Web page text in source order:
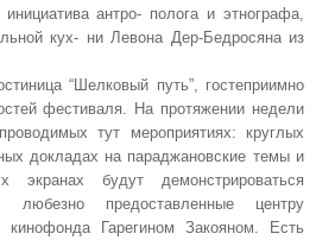
антро- полога и этнографа,
кух- ни Левона Дер-Бедросяна из
“Шелковый путь”, гостеприимно
фестиваля. На протяжении недели
тут мероприятиях: круглых
докладах на параджановские темы и
будут демонстрироваться
любезно предоставленные центру
кинофонда Гарегином Закояном. Есть